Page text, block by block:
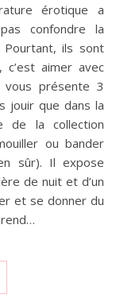
confondre la
ils sont
c’est aimer avec
vous présente 3
jouir que dans la
de la collection
ou bander
sûr). Il expose
de nuit et d’un
et se donner du